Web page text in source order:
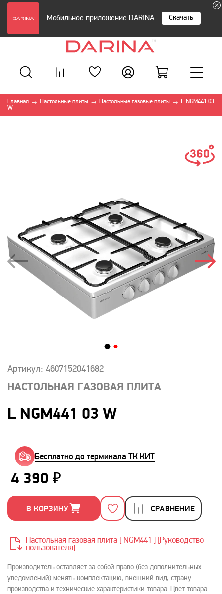
Мобильное приложение DARINA Скачать
Главная → Настольные плиты → Настольные газовые плиты →
L NGM441 03
W
Артикул: 4607152041682
НАСТОЛЬНАЯ ГАЗОВАЯ ПЛИТА
L NGM441 03 W
Бесплатно до терминала ТК КИТ
4 390 ₽
В КОРЗИНУ СРАВНЕНИЕ
Производитель оставляет за собой право (без дополнительных
уведомлений) менять комплектацию, внешний вид, страну
производства и технические характеристики товара. Цвет товара
Настольная газовая плита [ NGМ441 ] [Руководство
пользователя]